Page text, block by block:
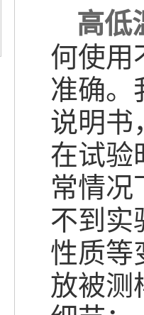
高低
何使用
准确。
说明书
在试验
常情况
不到实
性质等
放被测